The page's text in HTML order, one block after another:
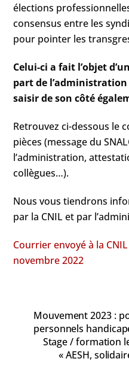
élections
consensus entre les
pour pointer les
Celui-ci a fait l’objet
part de
saisir de son côté
Retrouvez ci-dessous le
pièces (message du
l’administration,
collègues…).
Nous vous tiendrons
par la CNIL et par
Courrier envoyé à la
novembre 2022
Mouvement 2023 :
personnels
Stage / formation
« AESH,